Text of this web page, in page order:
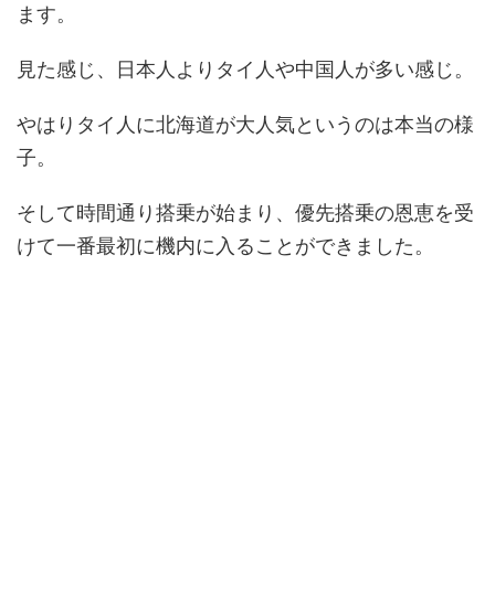
ます。
見た感じ、日本人よりタイ人や中国人が多い感じ。
やはりタイ人に北海道が大人気というのは本当の様
子。
そして時間通り搭乗が始まり、優先搭乗の恩恵を受
けて一番最初に機内に入ることができました。